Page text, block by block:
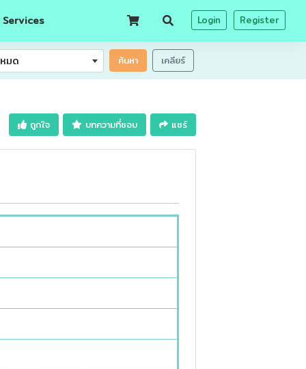
Login Register
มด ค้นหา เคลียร์
ถูกใจ บทความที่ชอบ แชร์